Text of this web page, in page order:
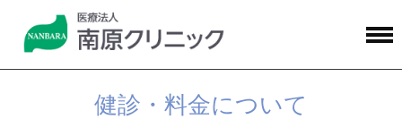
健診・料金について